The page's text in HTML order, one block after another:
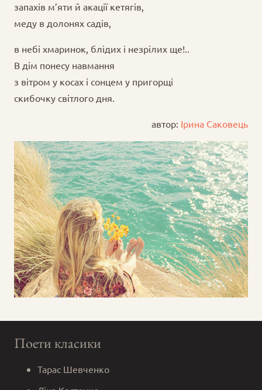
запахів м’яти й акації кетягів,
меду в долонях садів,
в небі хмаринок, блідих і незрілих ще!..
В дім понесу навмання
з вітром у косах і сонцем у пригорщі
скибочку світлого дня.
автор: Ірина Саковець
Поети класики
Тарас Шевченко